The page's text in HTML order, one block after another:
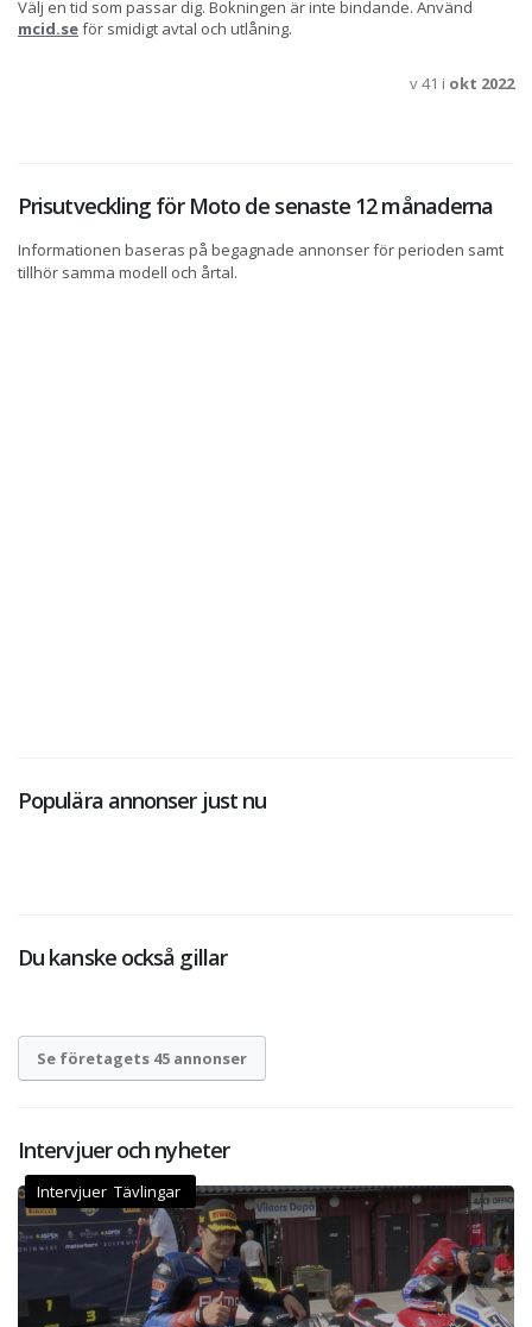
Välj en tid som passar dig. Bokningen är inte bindande. Använd
mcid.seför smidigt avtal och utlåning.
v 41 i okt 2022
Prisutveckling för Moto de senaste 12 månaderna
Informationen baseras på begagnade annonser för perioden samt
tillhör samma modell och årtal.
Populära annonser just nu
Du kanske också gillar
Se företagets 45 annonser
Intervjuer och nyheter
Intervjuer Tävlingar